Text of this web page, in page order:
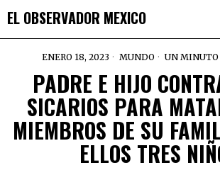
EL OBSERVADOR MEXICO
ENERO 18, 2023 MUNDO UN MINUTO
PADRE E HIJO
SICARIOS PARA
MIEMBROS DE SU
ELLOS TRES